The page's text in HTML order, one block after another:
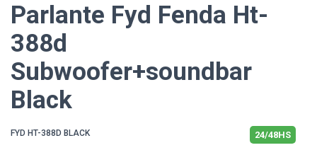
Parlante Fyd Fenda Ht-
388d
Subwoofer+soundbar
Black
FYD HT-388D BLACK 24/48HS